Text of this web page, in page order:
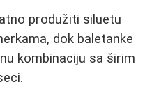
produžiti siluetu
dok baletanke
kombinaciju sa širim